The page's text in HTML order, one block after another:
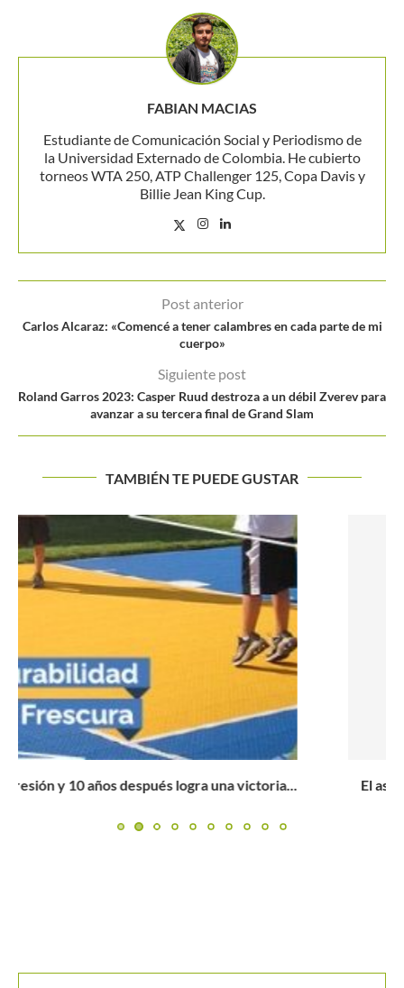
FABIAN MACIAS
Estudiante de Comunicación Social y Periodismo de
la Universidad Externado de Colombia. He cubierto
torneos WTA 250, ATP Challenger 125, Copa Davis y
Billie Jean King Cup.
Post anterior
Carlos Alcaraz: «Comencé a tener calambres en cada parte de mi
cuerpo»
Siguiente post
Roland Garros 2023: Casper Ruud destroza a un débil Zverev para
avanzar a su tercera final de Grand Slam
TAMBIÉN TE PUEDE GUSTAR
El ascenso del tenis como deporte en el departamento